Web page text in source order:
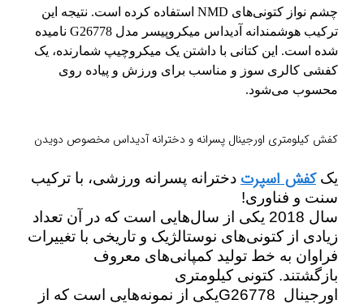
چشم نواز کتونی‌های NMD استفاده کرده است. نتیجه این
ترکیب هوشمندانه آدیداس میکروپیسر مدل G26778 نامیده
شده است. این کتانی با داشتن یک میکروچیپ شمارنده، یک
کفشی کالری سوز و مناسب برای ورزش و پیاده روی
محسوب می‌شود.
کفش کیلومتری اورجینال پسرانه و دخترانه آدیداس مخصوص دویدن
یککفش اسپرت دخترانه پسرانه ورزشی، با ترکیب
سنت و فناوری!
سال 2018 یکی از سال‌هایی است که در آن تعداد
زیادی از کتونی‌های نوستالژیک و تاریخی با تغییرات
فراوان به خط تولید کمپانی‌های معروف
بازگشتند. کتونی کیلومتری
اورجینال G26778یکی از نمونه‌هایی است که از